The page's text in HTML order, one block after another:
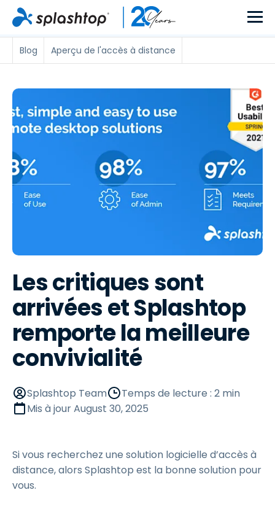
Blog Aperçu de l'accès à distance
Les critiques sont
arrivées et Splashtop
remporte la meilleure
convivialité
Splashtop Team
Temps de lecture : 2 min
Mis à jourAugust 30, 2025
Si vous recherchez une solution logicielle d’accès à
distance, alors Splashtop est la bonne solution pour
vous.